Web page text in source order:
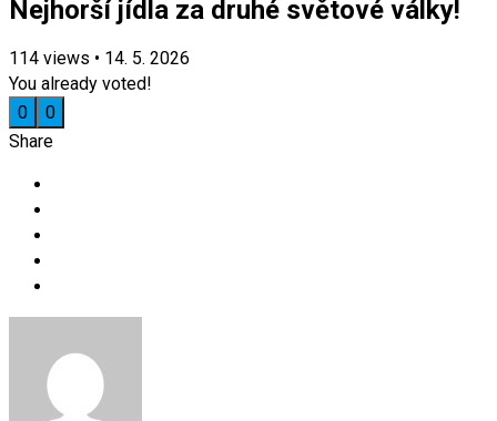
Nejhorší jídla za druhé světové války!
114 views • 14. 5. 2026
You already voted!
0
0
Share